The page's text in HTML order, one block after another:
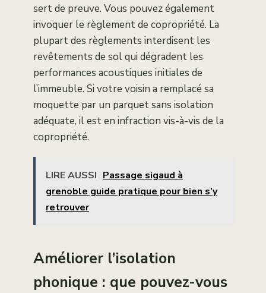
sert de preuve. Vous pouvez également
invoquer le règlement de copropriété. La
plupart des règlements interdisent les
revêtements de sol qui dégradent les
performances acoustiques initiales de
l’immeuble. Si votre voisin a remplacé sa
moquette par un parquet sans isolation
adéquate, il est en infraction vis-à-vis de la
copropriété.
LIRE AUSSI Passage sigaud à
grenoble guide pratique pour bien s’y
retrouver
Améliorer l’isolation
phonique : que pouvez-vous